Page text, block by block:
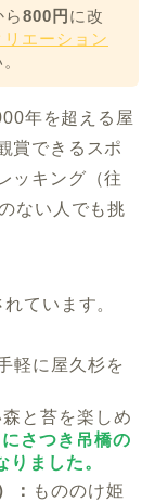
800円 に改
エーション
年を超える屋
賞できるスポ
ッキング（往
ない人でも挑
ています。
軽に屋久杉を
と苔を楽しめ
さつき吊橋の
ました。
： もののけ姫